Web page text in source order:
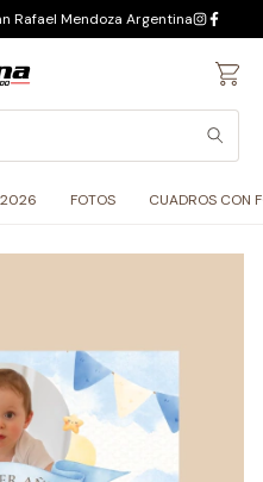
Rafael Mendoza Argentina
FOTOS CUADROS CON